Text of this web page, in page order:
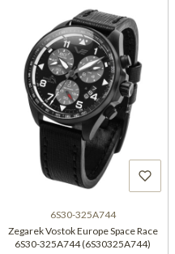
6S30-325A744
Zegarek Vostok Europe Space Race
6S30-325A744 (6S30325A744)